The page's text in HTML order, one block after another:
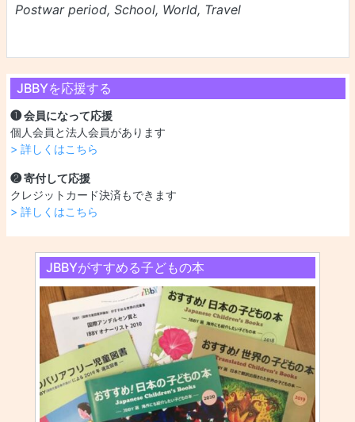
JBBYを応援する
❶ 会員になって応援
個人会員と法人会員があります
> 詳しくはこちら
❷ 寄付して応援
クレジットカード決済もできます
> 詳しくはこちら
JBBYがすすめる子どもの本
Postwar period, School, World, Travel